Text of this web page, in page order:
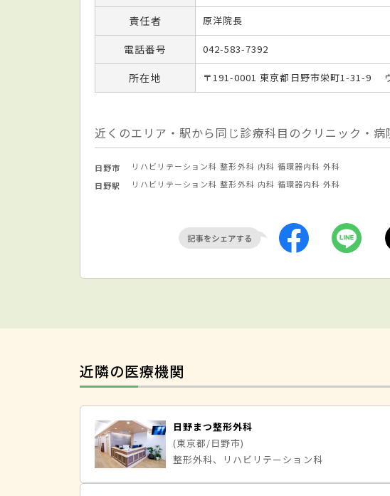
責任者 原洋院長
電話番号 042-583-7392
所在地 〒191-0001 東京都日野市栄町1-31-9
近くのエリア・駅から同じ診療科目のクリニック・病
日野市 リハビリテーション科 整形外科 内科 循環器内科 外科
日野駅
リハビリテーション科 整形外科 内科 循環器内科 外科
近隣の医療機関
日野まつ整形外科
(東京都/日野市)
整形外科、リハビリテーション科